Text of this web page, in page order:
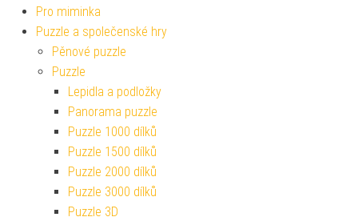
Pro miminka
Puzzle a společenské hry
Pěnové puzzle
Puzzle
Lepidla a podložky
Panorama puzzle
Puzzle 1000 dílků
Puzzle 1500 dílků
Puzzle 2000 dílků
Puzzle 3000 dílků
Puzzle 3D